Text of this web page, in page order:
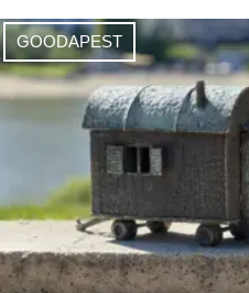
GOODAPEST